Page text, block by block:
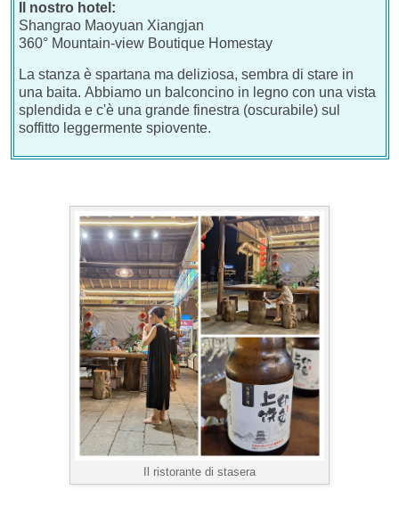
Il nostro hotel:
Shangrao Maoyuan Xiangjan
360° Mountain-view Boutique Homestay
La stanza è spartana ma deliziosa, sembra di stare in
una baita. Abbiamo un balconcino in legno con una vista
splendida e c'è una grande finestra (oscurabile) sul
soffitto leggermente spiovente.
Il ristorante di stasera